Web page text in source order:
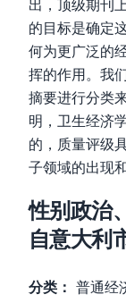
出，顶级期刊
的目标是确定
何为更广泛的
挥的作用。我
摘要进行分类
明，卫生经济
的，质量评级
子领域的出现
性别政治
自意大利
分类： 普通经